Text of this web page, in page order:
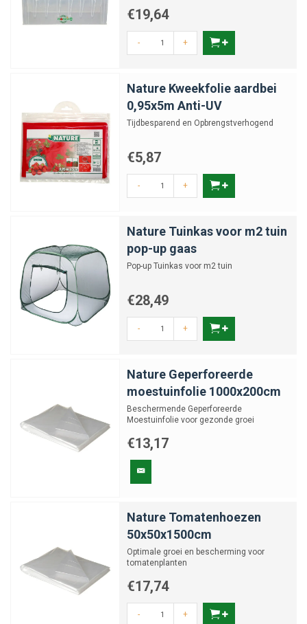
€19,64
- +
Nature Kweekfolie aardbei
0,95x5m Anti-UV
Tijdbesparend en Opbrengstverhogend
€5,87
- +
Nature Tuinkas voor m2 tuin
pop-up gaas
Pop-up Tuinkas voor m2 tuin
€28,49
- +
Nature Geperforeerde
moestuinfolie 1000x200cm
Beschermende Geperforeerde
Moestuinfolie voor gezonde groei
€13,17
Nature Tomatenhoezen
50x50x1500cm
Optimale groei en bescherming voor
tomatenplanten
€17,74
- +